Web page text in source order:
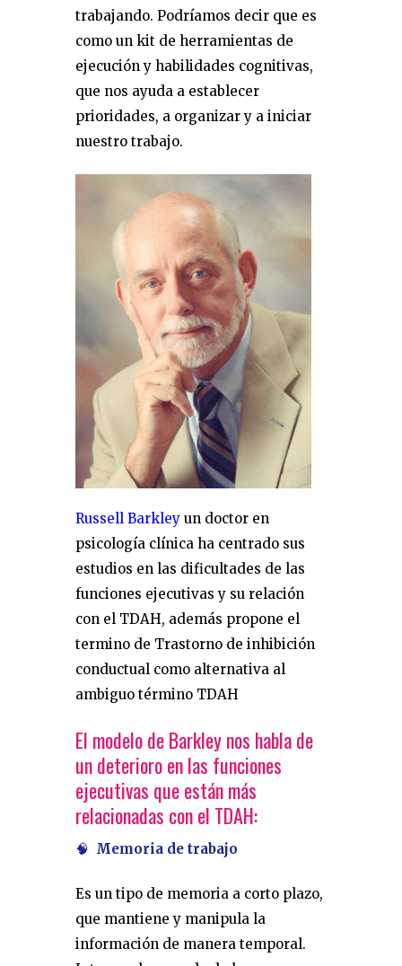
trabajando. Podríamos decir que es
como un kit de herramientas de
ejecución y habilidades cognitivas,
que nos ayuda a establecer
prioridades, a organizar y a iniciar
nuestro trabajo.
Russell Barkley un doctor en
psicología clínica ha centrado sus
estudios en las dificultades de las
funciones ejecutivas y su relación
con el TDAH, además propone el
termino de Trastorno de inhibición
conductual como alternativa al
ambiguo término TDAH
El modelo de Barkley nos habla de
un deterioro en las funciones
ejecutivas que están más
relacionadas con el TDAH:
🧠 Memoria de trabajo
Es un tipo de memoria a corto plazo,
que mantiene y manipula la
información de manera temporal.